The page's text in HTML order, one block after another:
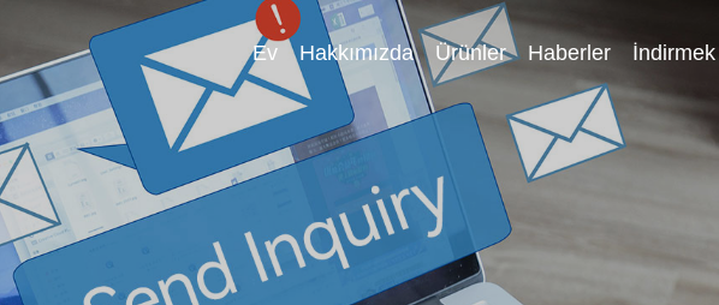
Ev Hakkımızda Ürünler Haberler İndirmek